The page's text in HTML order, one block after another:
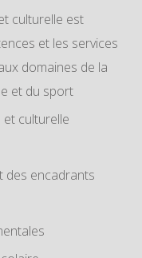
culturelle est
et les services
domaines de la
et du sport
culturelle
des encadrants